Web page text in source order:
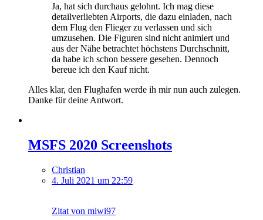
Ja, hat sich durchaus gelohnt. Ich mag diese
detailverliebten Airports, die dazu einladen, nach
dem Flug den Flieger zu verlassen und sich
umzusehen. Die Figuren sind nicht animiert und
aus der Nähe betrachtet höchstens Durchschnitt,
da habe ich schon bessere gesehen. Dennoch
bereue ich den Kauf nicht.
Alles klar, den Flughafen werde ih mir nun auch zulegen.
Danke für deine Antwort.
MSFS 2020 Screenshots
Christian
4. Juli 2021 um 22:59
Zitat von miwi97